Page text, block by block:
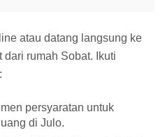
atau datang langsung ke
rumah Sobat. Ikuti
persyaratan untuk
di Julo.